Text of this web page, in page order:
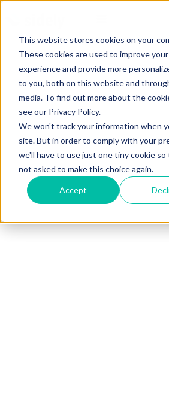
This website stores cookies on your
These cookies are used to improve
experience and provide more
to you, both on this website and
media. To find out more about the
see our Privacy Policy.
We won't track your information when
site. But in order to comply with your
we'll have to use just one tiny cookie
not asked to make this choice again.
Accept